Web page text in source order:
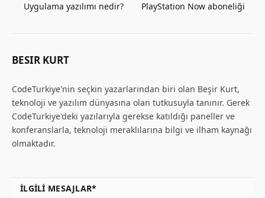
Uygulama yazılımı nedir? PlayStation Now aboneliği
BESIR KURT
CodeTurkiye'nin seçkin yazarlarından biri olan Beşir Kurt,
teknoloji ve yazılım dünyasına olan tutkusuyla tanınır. Gerek
CodeTurkiye'deki yazılarıyla gerekse katıldığı paneller ve
konferanslarla, teknoloji meraklılarına bilgi ve ilham kaynağı
olmaktadır.
İLGILI MESAJLAR*